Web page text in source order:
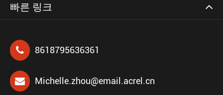
빠른 링크
8618795636361
Michelle.zhou@email.acrel.cn